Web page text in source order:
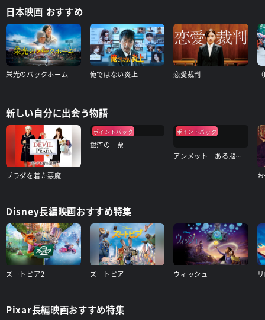
日本映画 おすすめ
栄光のバックホーム 俺ではない炎上 恋愛裁判
新しい自分に出会う物語
プラダを着た悪魔
ポイントバック
銀河の一票
ポイントバック
アンメット ある脳外科医の日記
Disney長編映画おすすめ特集
ズートピア2 ズートピア ウィッシュ
Pixar長編映画おすすめ特集